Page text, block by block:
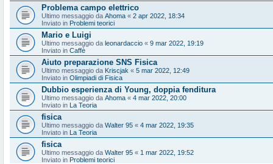
Problema campo elettrico
Ultimo messaggio da Ahoma « 2 apr 2022, 18:34
Inviato in Problemi teorici
Mario e Luigi
Ultimo messaggio da leonardaccio « 9 mar 2022, 19:19
Inviato in Caffè
Aiuto preparazione SNS Fisica
Ultimo messaggio da Kriscjak « 5 mar 2022, 12:49
Inviato in Olimpiadi di Fisica
Dubbio esperienza di Young, doppia fenditura
Ultimo messaggio da Ahoma « 4 mar 2022, 20:00
Inviato in La Teoria
fisica
Ultimo messaggio da Walter 95 « 4 mar 2022, 19:35
Inviato in La Teoria
fisica
Ultimo messaggio da Walter 95 « 1 mar 2022, 19:52
Inviato in Problemi teorici